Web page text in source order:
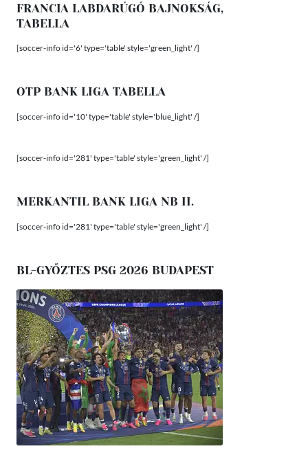
FRANCIA LABDARÚGÓ BAJNOKSÁG,
TABELLA
[soccer-info id='6' type='table' style='green_light' /]
OTP BANK LIGA TABELLA
[soccer-info id='10' type='table' style='blue_light' /]
[soccer-info id='281' type='table' style='green_light' /]
MERKANTIL BANK LIGA NB II.
[soccer-info id='281' type='table' style='green_light' /]
BL-GYŐZTES PSG 2026 BUDAPEST